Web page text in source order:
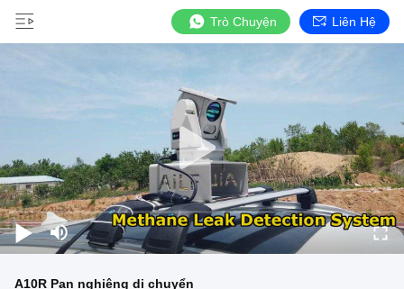
Trò Chuyện Liên Hệ
A10R Pan nghiêng di chuyển